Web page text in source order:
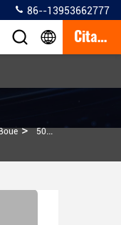
86--13953662777
Citation
> 500M3/H Dégraisseur À Aspiration À Coupe Dégraisseur En Acier Dégraisseur À Tête De Coupe De 1,5 M